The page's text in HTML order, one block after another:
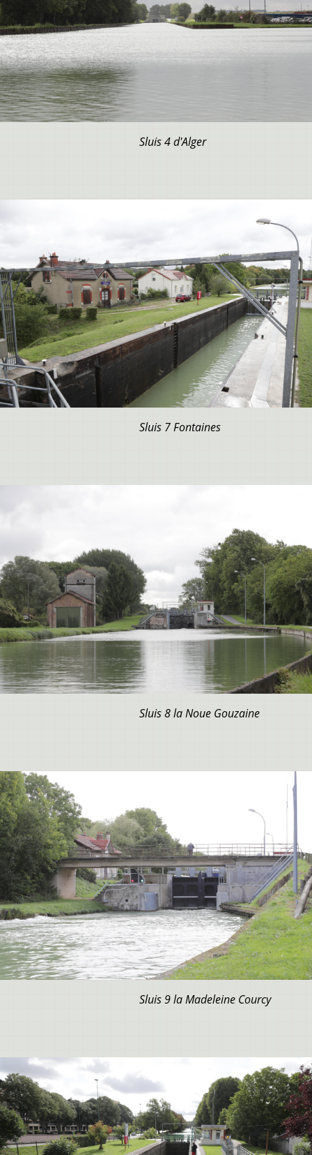
Sluis 4 d'Alger
Sluis 7 Fontaines
Sluis 8 la Noue Gouzaine
Sluis 9 la Madeleine Courcy